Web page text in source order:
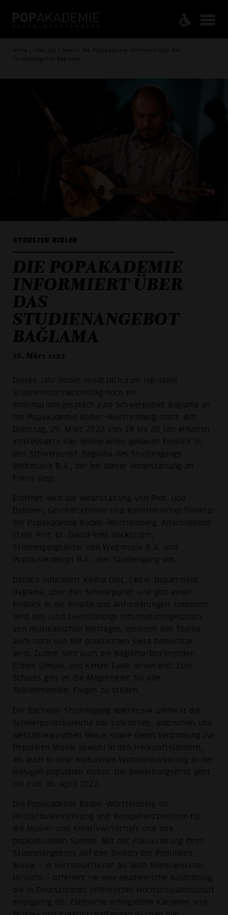
Home / Über uns / News / Die Popakademie informiert über das
Studienangebot Bağlama
©TORSTEN REDLER
DIE POPAKADEMIE
INFORMIERT ÜBER
DAS
STUDIENANGEBOT
BAĞLAMA
16. März 2022
Dieses Jahr findet zusätzlich zum regulären
Studieninformationstag noch ein
Informationsgespräch zum Schwerpunkt Bağlama an
der Popakademie Baden-Württemberg statt. Am
Dienstag, 29. März 2022 von 18 bis 20 Uhr erhalten
Interessierte hier online einen genauen Einblick in
den Schwerpunkt Bağlama des Studiengangs
Weltmusik B.A., der bei dieser Veranstaltung im
Fokus liegt.
Eröffnet wird die Veranstaltung von Prof. Udo
Dahmen, Geschäftsführer und Künstlerischer Direktor
der Popakademie Baden-Württemberg. Anschließend
stellt Prof. Dr. David-Emil Wickström,
Studiengangsleiter von Weltmusik B.A. und
Popmusikdesign B.A., den Studiengang vor.
Danach informiert Kemal Dinç, Leiter Department
Bağlama, über den Schwerpunkt und gibt einen
Einblick in die Inhalte und Anforderungen. Umrahmt
wird das rund zweistündige Informationsgespräch
von musikalischen Beiträgen, wodurch das Thema
auch noch von der praktischen Seite beleuchtet
wird. Zudem sind auch die Bağlama-Dozierenden
Erdem Şimşek und Kenan Tülek anwesend. Zum
Schluss gibt es die Möglichkeit für alle
Teilnehmenden, Fragen zu stellen.
Der Bachelor-Studiengang Weltmusik umfasst die
Schwerpunktbereiche der türkischen, arabischen und
westafrikanischen Musik sowie deren Verbindung zur
Populären Musik sowohl in den Herkunftsländern,
als auch in ihrer kulturellen Weiterentwicklung in der
hiesigen populären Kultur. Die Bewerbungsfrist geht
bis zum 30. April 2022.
Die Popakademie Baden-Württemberg ist
Hochschuleinrichtung und Kompetenzzentrum für
die Musik- und Kreativwirtschaft und ihre
popkulturellen Szenen. Mit der Fokussierung ihres
Studienangebots auf den Bereich der Populären
Musik - in wirtschaftlicher als auch künstlerischer
Hinsicht - offeriert sie eine akademische Ausbildung,
die in Deutschlands öffentlicher Hochschullandschaft
einzigartig ist. Zahlreiche erfolgreiche Karrieren von